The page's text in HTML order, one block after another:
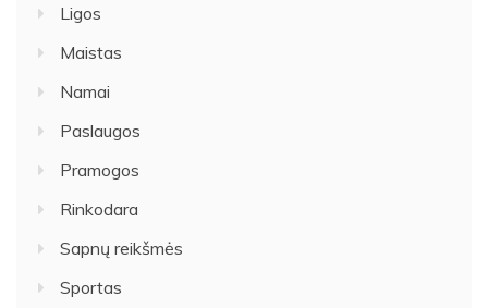
Ligos
Maistas
Namai
Paslaugos
Pramogos
Rinkodara
Sapnų reikšmės
Sportas